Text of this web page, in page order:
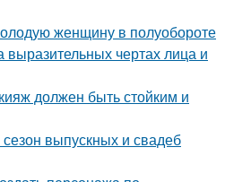
женщину в полуобороте
выразительных чертах лица и
должен быть стойким и
выпускных и свадеб